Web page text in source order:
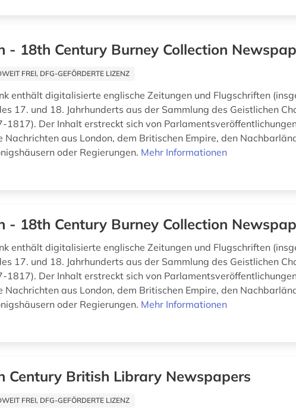
- 18th Century Burney Collection
FREI, DFG-GEFÖRDERTE LIZENZ
enthält digitalisierte englische Zeitungen und Flugschriften
17. und 18. Jahrhunderts aus der Sammlung des Geistlichen
1817). Der Inhalt erstreckt sich von
Nachrichten aus London, dem Britischen Empire, den
oder Regierungen. Mehr Informationen
- 18th Century Burney Collection
enthält digitalisierte englische Zeitungen und Flugschriften
17. und 18. Jahrhunderts aus der Sammlung des Geistlichen
1817). Der Inhalt erstreckt sich von
Nachrichten aus London, dem Britischen Empire, den
oder Regierungen. Mehr Informationen
Century British Library Newspapers
FREI, DFG-GEFÖRDERTE LIZENZ